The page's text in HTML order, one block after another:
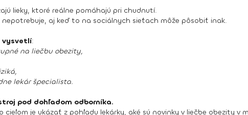
lieky, ktoré reálne pomáhajú pri chudnutí.
aj keď to na sociálnych sieťach môže pôsobiť inak.
vysvetlí:
na liečbu obezity,
lekár špecialista.
pod dohľadom odborníka.
je ukázať z pohľadu lekárky, aké sú novinky v liečbe obezity v